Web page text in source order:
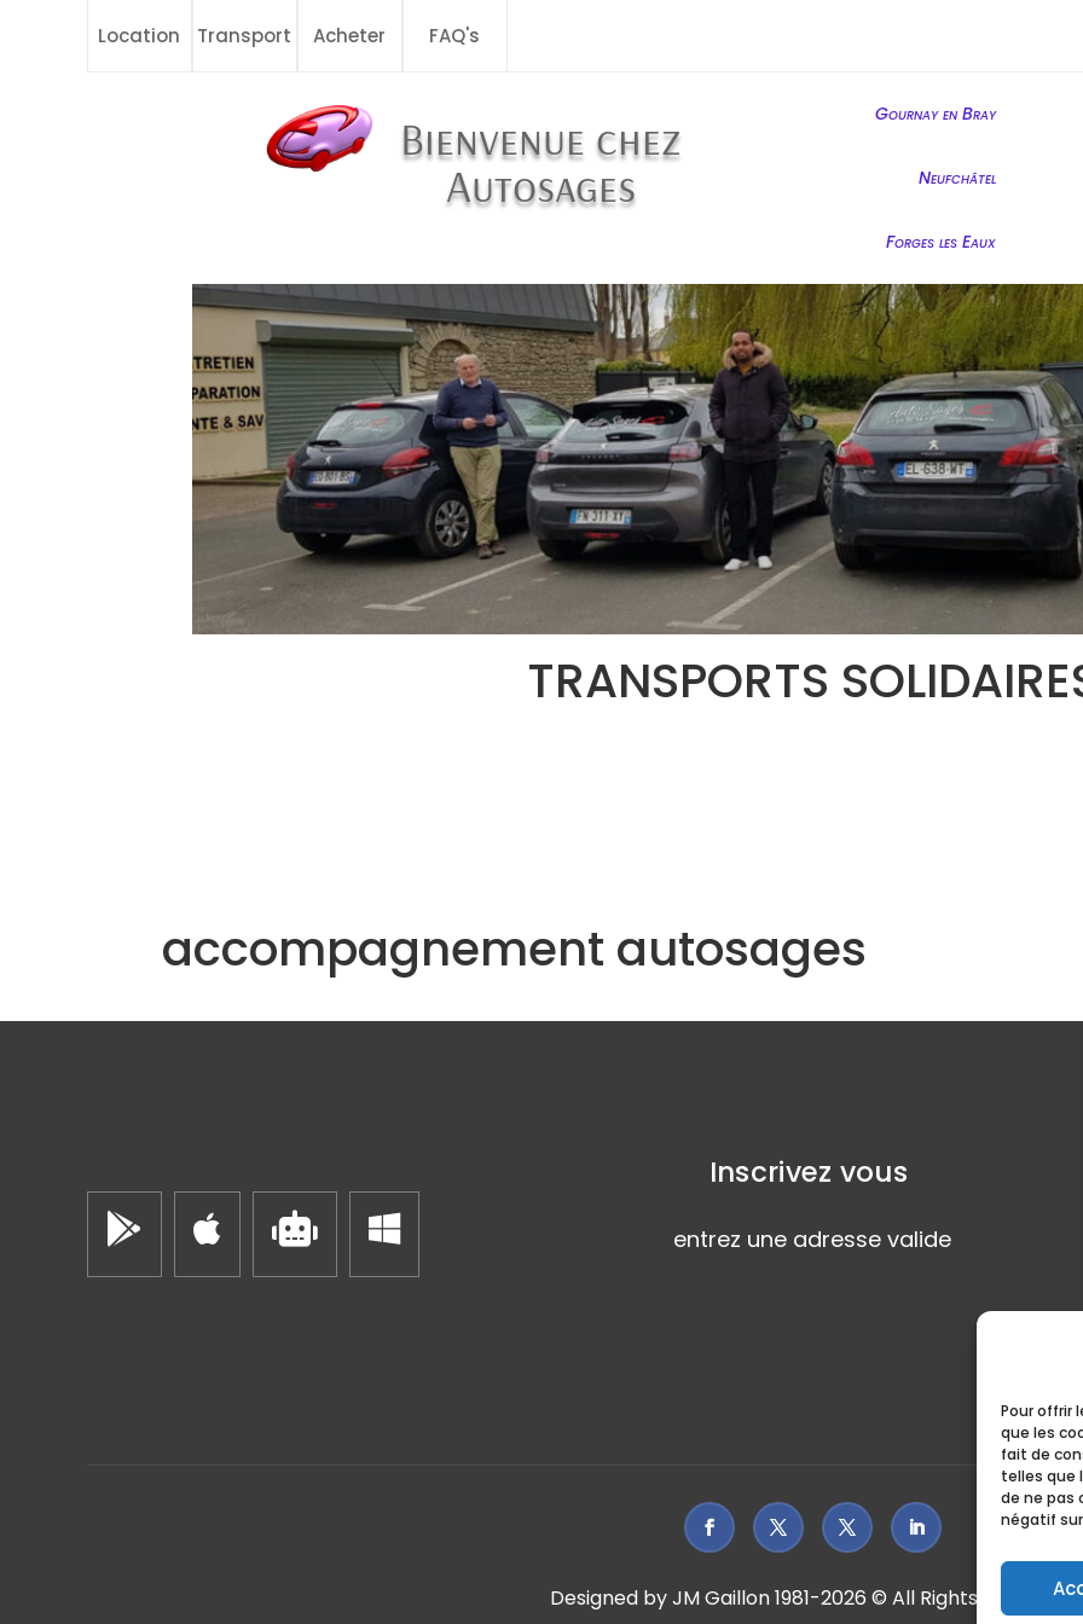
Pour offrir
que les
fait de
telles que
de ne pas
négatif
Location Transport Acheter FAQ's
Bienvenue chez
Autosages
Gournay en Bray
Neufchâtel
Forges les Eaux
TRANSPORTS
accompagnement autosages
   
Inscrivez vous
entrez une adresse valide
Designed by JM Gaillon 1981-2026 © All Rights Reserved.